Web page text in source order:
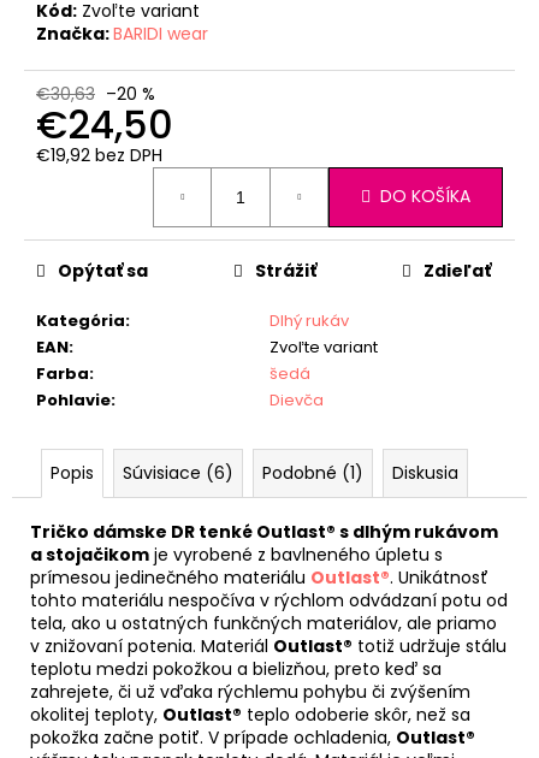
Kód: Zvoľte variant
Značka:BARIDI wear
€30,63 –20 %
€24,50
€19,92 bez DPH
DO KOŠÍKA
Kategória:
Dlhý rukáv
EAN:
Zvoľte variant
Farba:
šedá
Pohlavie: Dievča
Opýtať sa Strážiť Zdieľať
Popis Súvisiace (6) Podobné (1) Diskusia
Tričko dámske DR tenké Outlast® s dlhým rukávom
a stojačikom je vyrobené z bavlneného úpletu s
prímesou jedinečného materiálu Outlast®. Unikátnosť
tohto materiálu nespočíva v rýchlom odvádzaní potu od
tela, ako u ostatných funkčných materiálov, ale priamo
v znižovaní potenia. Materiál Outlast® totiž udržuje stálu
teplotu medzi pokožkou a bielizňou, preto keď sa
zahrejete, či už vďaka rýchlemu pohybu či zvýšením
okolitej teploty, Outlast® teplo odoberie skôr, než sa
pokožka začne potiť. V prípade ochladenia, Outlast®